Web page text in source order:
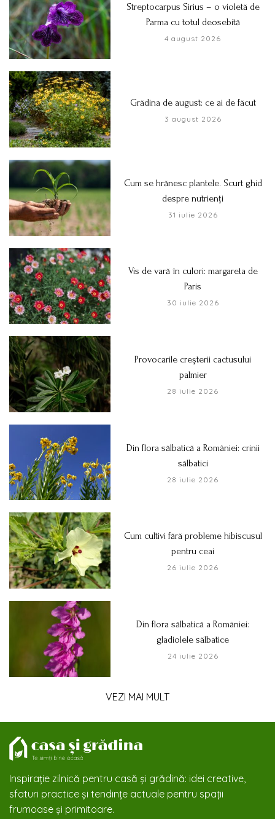
Streptocarpus Sirius – o violetă de
Parma cu totul deosebită
4 august 2026
Grădina de august: ce ai de făcut
3 august 2026
Cum se hrănesc plantele. Scurt ghid
despre nutrienți
31 iulie 2026
Vis de vară în culori: margareta de
Paris
30 iulie 2026
Provocarile creșterii cactusului
palmier
28 iulie 2026
Din flora sălbatică a României: crinii
sălbatici
28 iulie 2026
Cum cultivi fără probleme hibiscusul
pentru ceai
26 iulie 2026
Din flora sălbatică a României:
gladiolele sălbatice
24 iulie 2026
VEZI MAI MULT
Inspirație zilnică pentru casă și grădină: idei creative,
sfaturi practice și tendințe actuale pentru spații
frumoase și primitoare.